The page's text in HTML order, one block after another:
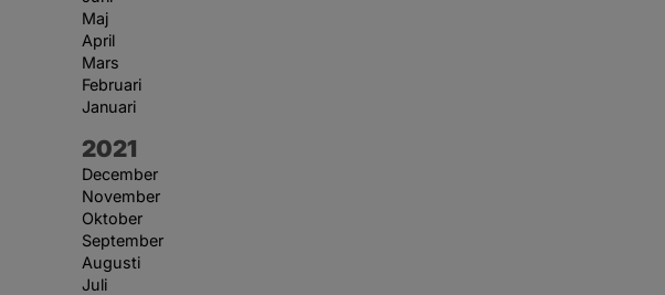
Maj
April
Mars
Februari
Januari
År:
2021
December
November
Oktober
September
Augusti
Juli